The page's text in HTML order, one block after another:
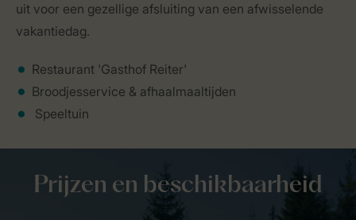
uit voor een gezellige afsluiting van een afwisselende
vakantiedag.
Restaurant 'Gasthof Reiter'
Broodjesservice & afhaalmaaltijden
Speeltuin
Prijzen en beschikbaarheid